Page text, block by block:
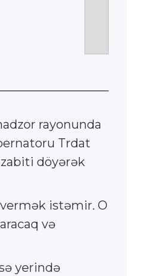
rayonunda
Trdat
döyərək
istəmir. O
və
yerində